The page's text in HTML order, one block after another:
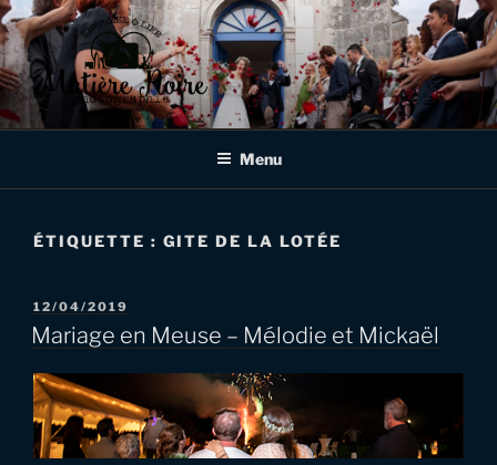
Aller
au
contenu
principal
MATIÈRE NOIRE
PHOTOGRAPHIE
Photographe de mariages et d'événementiels à Verdun, en Meuse,
Menu
ÉTIQUETTE : GITE DE LA LOTÉE
PUBLIÉ
LE
12/04/2019
Mariage en Meuse – Mélodie et Mickaël